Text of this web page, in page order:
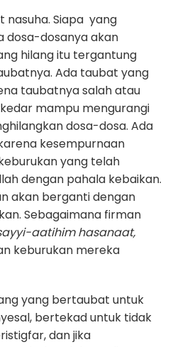
nasuha. Siapa yang
dosa-dosanya akan
hilang itu tergantung
Ada taubat yang
taubatnya salah atau
mampu mengurangi
dosa-dosa. Ada
kesempurnaan
yang telah
dengan pahala kebaikan.
akan berganti dengan
Sebagaimana firman
aatihim hasanaat,
keburukan mereka
yang bertaubat untuk
bertekad untuk tidak
dan jika